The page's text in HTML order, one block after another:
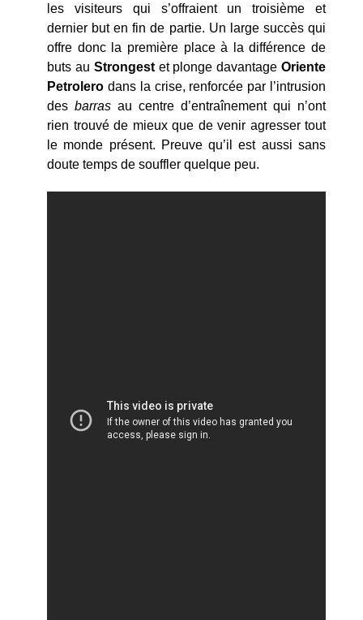
les visiteurs qui s’offraient un troisième et
dernier but en fin de partie. Un large succès qui
offre donc la première place à la différence de
buts au Strongestet plonge davantageOriente
Petrolero dans la crise, renforcée par l’intrusion
des barras au centre d’entraînement qui n’ont
rien trouvé de mieux que de venir agresser tout
le monde présent. Preuve qu’il est aussi sans
doute temps de souffler quelque peu.